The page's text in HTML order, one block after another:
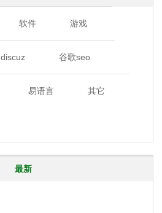
软件 游戏
discuz 谷歌seo
易语言 其它
最新